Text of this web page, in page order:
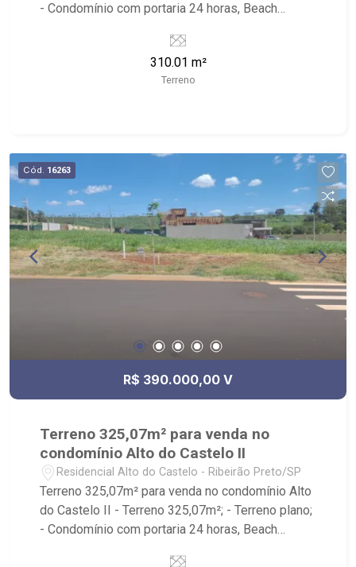
- Condomínio com portaria 24 horas, Beach
Condomínio Fazenda Santa Maria, fácil acesso
pela Anhanguera ou pelo bairro Recreio das
310.01 m²
Terreno
Cód. 16263
R$ 390.000,00 V
Terreno 325,07m² para venda no
condomínio Alto do Castelo II
Residencial Alto do Castelo - Ribeirão Preto/SP
Terreno 325,07m² para venda no condomínio Alto
do Castelo II - Terreno 325,07m²; - Terreno plano;
- Condomínio com portaria 24 horas, Beach